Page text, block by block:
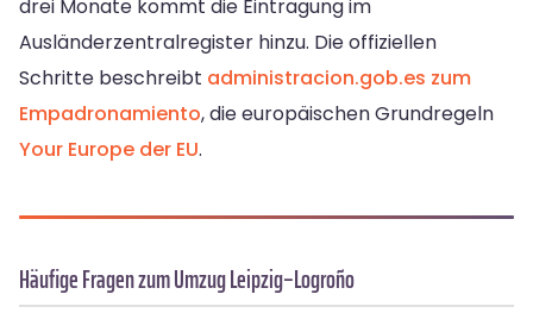
drei Monate kommt die Eintragung im
Ausländerzentralregister hinzu. Die offiziellen
Schritte beschreibt administracion.gob.es zum
Empadronamiento, die europäischen Grundregeln
Your Europe der EU.
Häufige Fragen zum Umzug Leipzig–Logroño